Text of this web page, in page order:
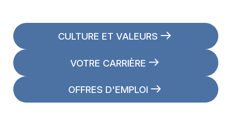
CULTURE ET VALEURS
VOTRE CARRIÈRE
OFFRES D'EMPLOI